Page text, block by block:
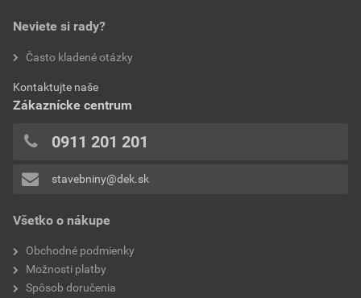
hmotnosť 1ks
povrchová úprava
model
typ
hodnotilo 0 užívateľov
Pridávať hodnotenie môže iba prihlásený užívateľ.
Všetko o nákupe
Obchodné podmienky
Možnosti platby
Spôsob doručenia
Neviete si rady?
Často kladené otázky
Kontaktujte naše
Zákaznícke centrum
0911 201 201
stavebniny@dek.sk